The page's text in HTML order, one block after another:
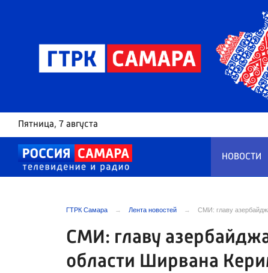
Пятница, 7 августа
НОВОСТИ
ГТРК Самара Лента новостей СМИ: главу
СМИ: главу
области Ширвана